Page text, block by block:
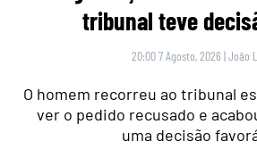
tribunal teve
20:00 7 Agosto, 2026 |João
O homem recorreu ao tribunal
ver o pedido recusado e
uma decisão